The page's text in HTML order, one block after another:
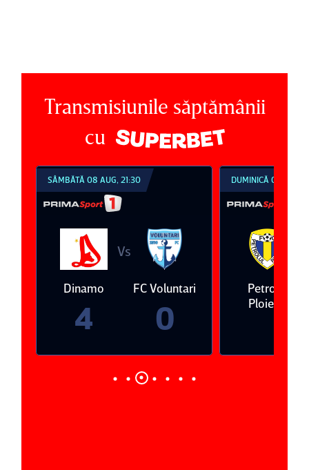
Transmisiunile săptămânii
cu
SÂMBĂTĂ 08 AUG, 21:30
Dinamo
4
Vs
FC Voluntari
0
DUMINICĂ 09 AUG,
Petrolul
Ploieşti